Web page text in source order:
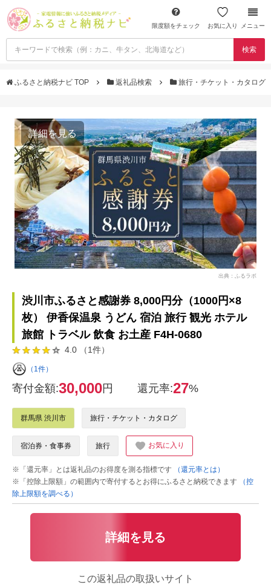
限度額をチェック お気に入り メニュー
検索
ふるさと納税ナビ TOP 返礼品検索 旅行・チケット・カタログ
詳細を見る
出典：ふるラボ
渋川市ふるさと感謝券 8,000円分（1000円×8
枚） 伊香保温泉 うどん 宿泊 旅行 観光 ホテル
旅館 トラベル 飲食 お土産 F4H-0680
4.0 （1件）
（1件）
寄付金額:30,000円 還元率:27%
群馬県 渋川市 旅行・チケット・カタログ
宿泊券・食事券 旅行 お気に入り
※「還元率」とは返礼品のお得度を測る指標です
（還元率とは）
※「控除上限額」の範囲内で寄付するとお得にふるさと納税できます
（控
除上限額を調べる）
詳細を見る
この返礼品の取扱いサイト